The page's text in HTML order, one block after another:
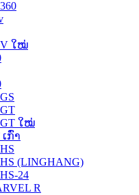
ໃໝ່
ໃໝ່
ກົ່າ
(LINGHANG)
24
R